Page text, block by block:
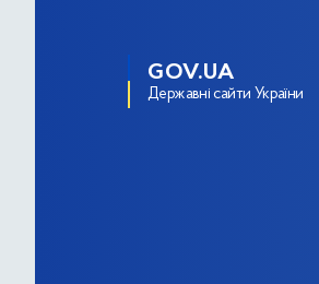
GOV.UA
Державні сайти України